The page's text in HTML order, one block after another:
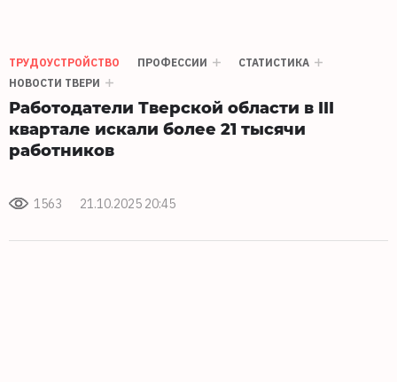
ТРУДОУСТРОЙСТВО ПРОФЕССИИ
СТАТИСТИКА
НОВОСТИ ТВЕРИ
Работодатели Тверской области в III
квартале искали более 21 тысячи
работников
1563 21.10.2025 20:45